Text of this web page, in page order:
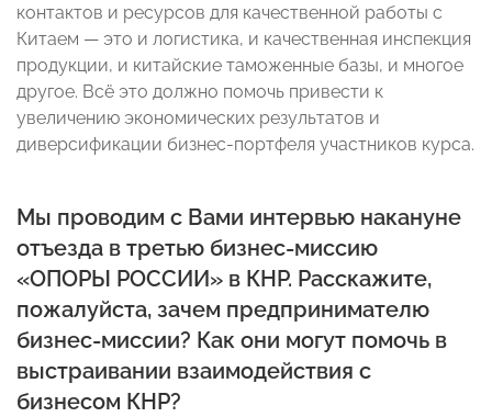
контактов и ресурсов для качественной работы с
Китаем — это и логистика, и качественная инспекция
продукции, и китайские таможенные базы, и многое
другое. Всё это должно помочь привести к
увеличению экономических результатов и
диверсификации бизнес-портфеля участников курса.
Мы проводим с Вами интервью накануне
отъезда в третью бизнес-миссию
«ОПОРЫ РОССИИ» в КНР. Расскажите,
пожалуйста, зачем предпринимателю
бизнес-миссии? Как они могут помочь в
выстраивании взаимодействия с
бизнесом КНР?